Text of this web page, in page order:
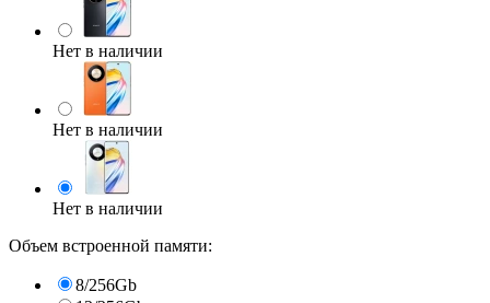
Нет в наличии
Нет в наличии
Нет в наличии
Объем встроенной памяти:
8/256Gb